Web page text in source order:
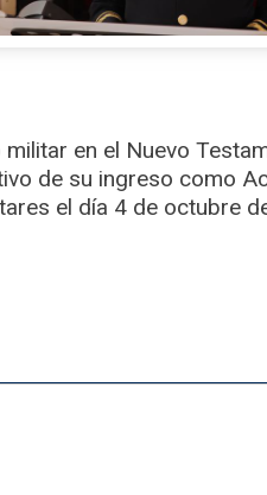
militar en el Nuevo
de su ingreso como
el día 4 de octubre